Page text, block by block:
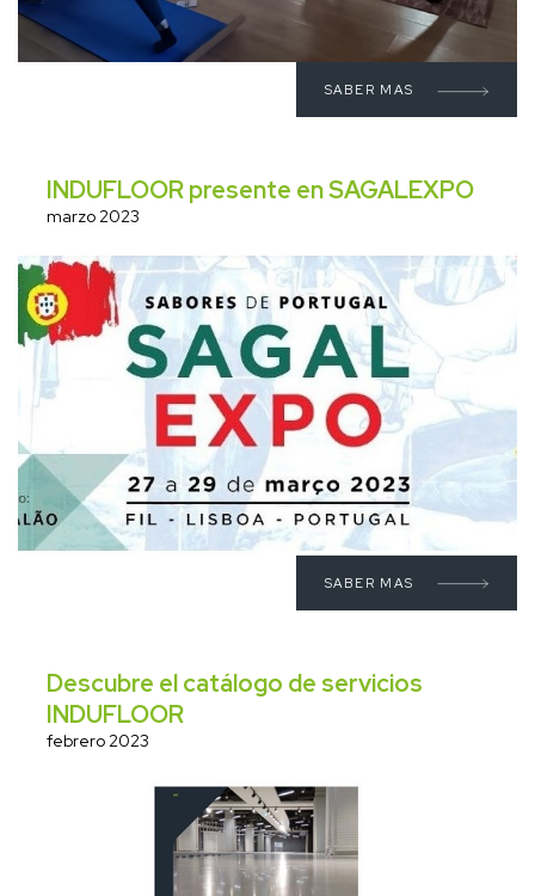
SABER MAS
INDUFLOOR presente en SAGALEXPO
marzo 2023
SABER MAS
Descubre el catálogo de servicios
INDUFLOOR
febrero 2023